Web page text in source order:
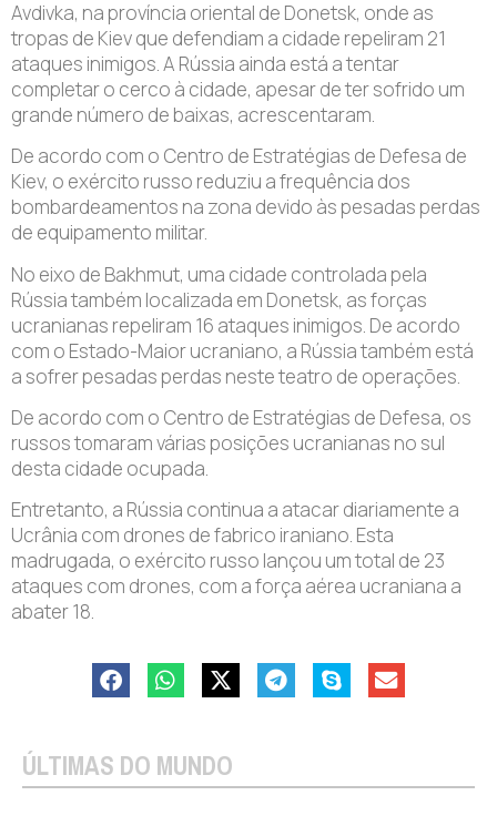
Avdivka, na província oriental de Donetsk, onde as
tropas de Kiev que defendiam a cidade repeliram 21
ataques inimigos. A Rússia ainda está a tentar
completar o cerco à cidade, apesar de ter sofrido um
grande número de baixas, acrescentaram.
De acordo com o Centro de Estratégias de Defesa de
Kiev, o exército russo reduziu a frequência dos
bombardeamentos na zona devido às pesadas perdas
de equipamento militar.
No eixo de Bakhmut, uma cidade controlada pela
Rússia também localizada em Donetsk, as forças
ucranianas repeliram 16 ataques inimigos. De acordo
com o Estado-Maior ucraniano, a Rússia também está
a sofrer pesadas perdas neste teatro de operações.
De acordo com o Centro de Estratégias de Defesa, os
russos tomaram várias posições ucranianas no sul
desta cidade ocupada.
Entretanto, a Rússia continua a atacar diariamente a
Ucrânia com drones de fabrico iraniano. Esta
madrugada, o exército russo lançou um total de 23
ataques com drones, com a força aérea ucraniana a
abater 18.
ÚLTIMAS DO MUNDO